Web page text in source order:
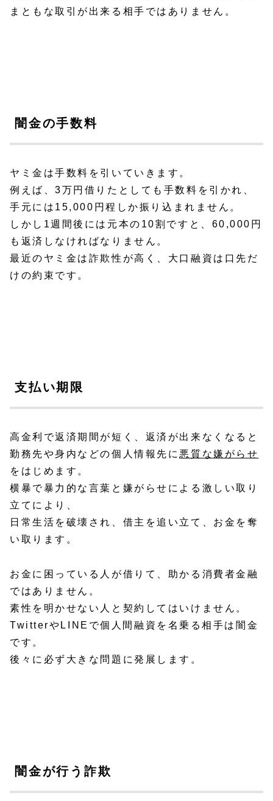
まともな取引が出来る相手ではありません。
闇金の手数料
ヤミ金は手数料を引いていきます。
例えば、3万円借りたとしても手数料を引かれ、
手元には15,000円程しか振り込まれません。
しかし1週間後には元本の10割ですと、60,000円
も返済しなければなりません。
最近のヤミ金は詐欺性が高く、大口融資は口先だ
けの約束です。
支払い期限
高金利で返済期間が短く、返済が出来なくなると
勤務先や身内などの個人情報先に 悪質な嫌がらせ
をはじめます。
横暴で暴力的な言葉と嫌がらせによる激しい取り
立てにより、
日常生活を破壊され、借主を追い立て、お金を奪
い取ります。
お金に困っている人が借りて、助かる消費者金融
ではありません。
素性を明かせない人と契約してはいけません。
TwitterやLINEで個人間融資を名乗る相手は闇金
です。
後々に必ず大きな問題に発展します。
闇金が行う詐欺